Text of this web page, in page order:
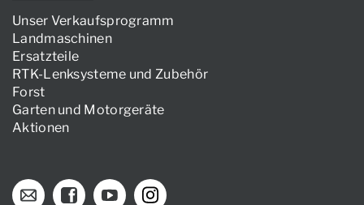
Unser Verkaufsprogramm
Landmaschinen
Ersatzteile
RTK-Lenksysteme und Zubehör
Forst
Garten und Motorgeräte
Aktionen